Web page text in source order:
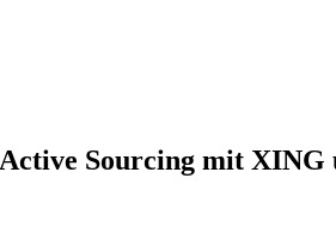
Active Sourcing mit XING